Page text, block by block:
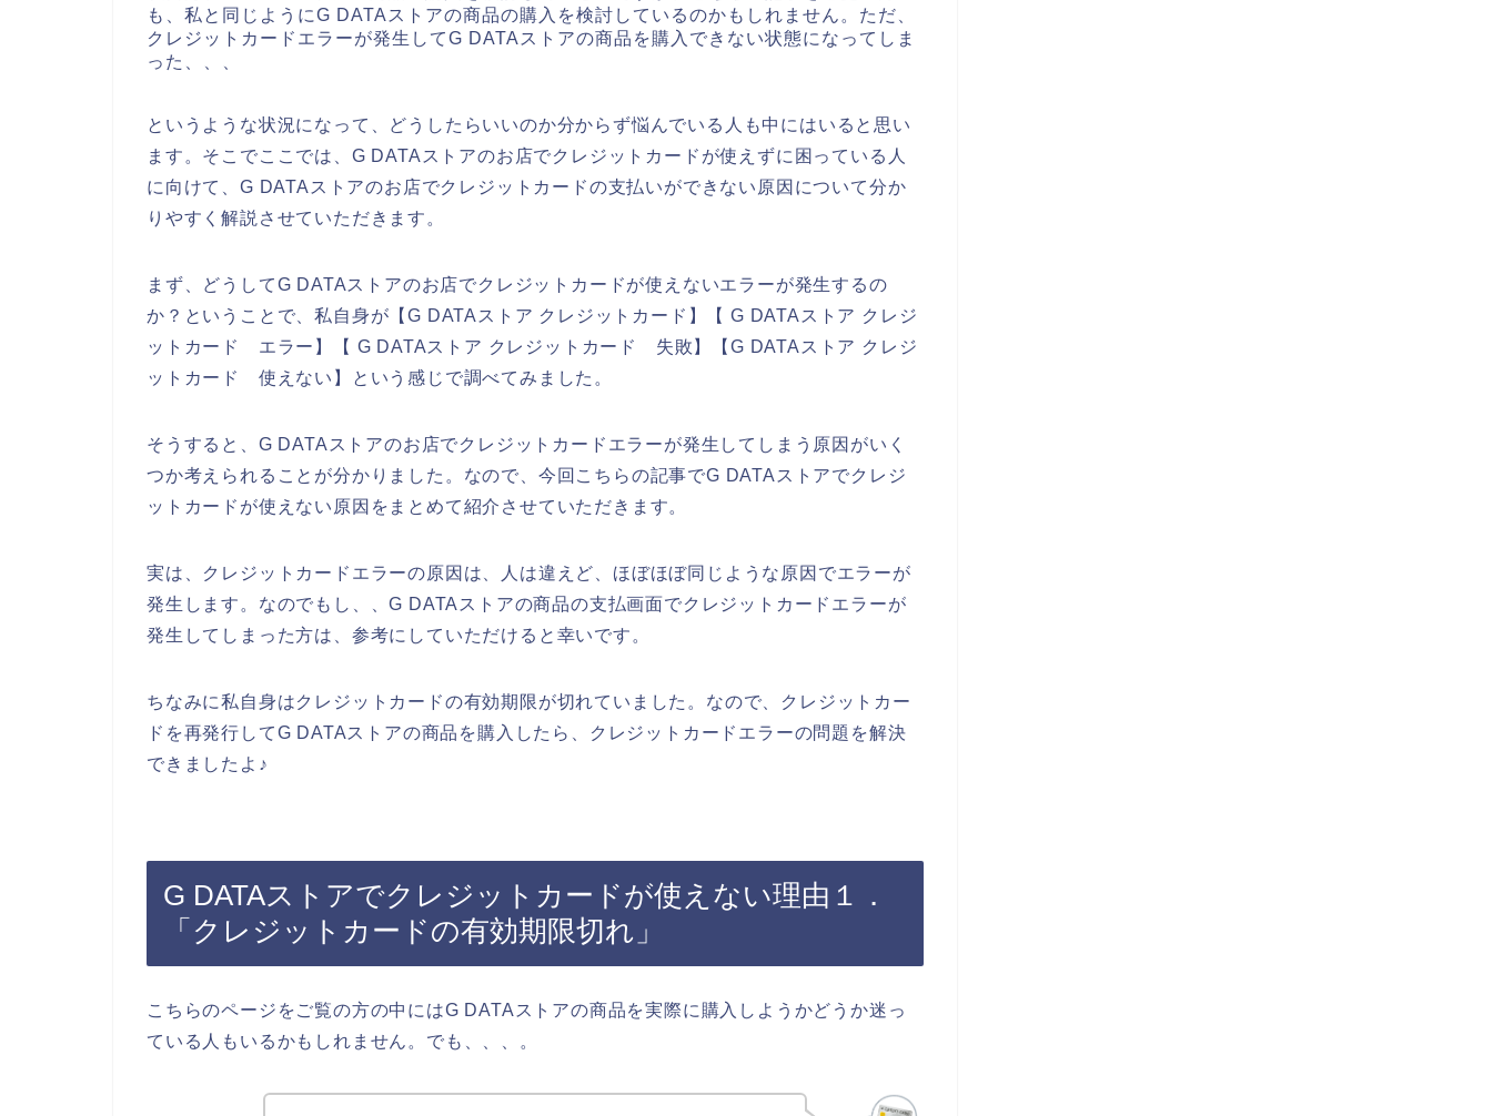
も、私と同じようにG DATAストアの商品の購入を検討しているのかもしれません。ただ、
クレジットカードエラーが発生してG DATAストアの商品を購入できない状態になってしま
った、、、
というような状況になって、どうしたらいいのか分からず悩んでいる人も中にはいると思い
ます。そこでここでは、G DATAストアのお店でクレジットカードが使えずに困っている人
に向けて、G DATAストアのお店でクレジットカードの支払いができない原因について分か
りやすく解説させていただきます。
まず、どうしてG DATAストアのお店でクレジットカードが使えないエラーが発生するの
か？ということで、私自身が【G DATAストア クレジットカード】【 G DATAストア クレジ
ットカード エラー】【 G DATAストア クレジットカード 失敗】【G DATAストア クレジ
ットカード 使えない】という感じで調べてみました。
そうすると、G DATAストアのお店でクレジットカードエラーが発生してしまう原因がいく
つか考えられることが分かりました。なので、今回こちらの記事でG DATAストアでクレジ
ットカードが使えない原因をまとめて紹介させていただきます。
実は、クレジットカードエラーの原因は、人は違えど、ほぼほぼ同じような原因でエラーが
発生します。なのでもし、、G DATAストアの商品の支払画面でクレジットカードエラーが
発生してしまった方は、参考にしていただけると幸いです。
ちなみに私自身はクレジットカードの有効期限が切れていました。なので、クレジットカー
ドを再発行してG DATAストアの商品を購入したら、クレジットカードエラーの問題を解決
できましたよ♪
G DATAストアでクレジットカードが使えない理由１．
「クレジットカードの有効期限切れ」
こちらのページをご覧の方の中にはG DATAストアの商品を実際に購入しようかどうか迷っ
ている人もいるかもしれません。でも、、、。